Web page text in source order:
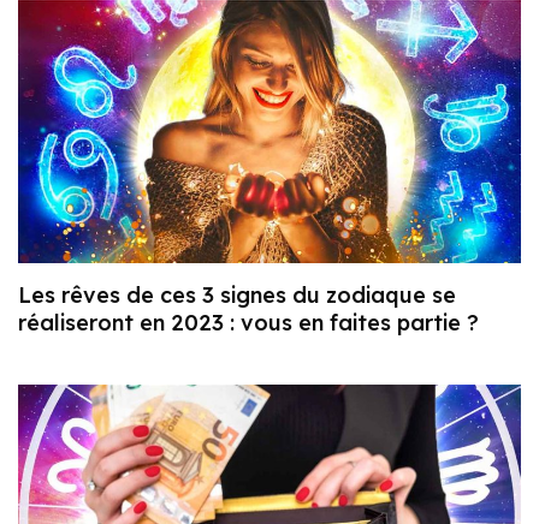
Les rêves de ces 3 signes du zodiaque se
réaliseront en 2023 : vous en faites partie ?